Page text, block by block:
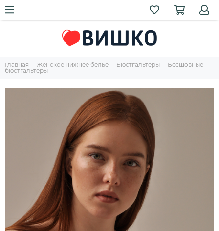
Главная Женское нижнее белье Бюстгальтеры
Бесшовные
бюстгальтеры